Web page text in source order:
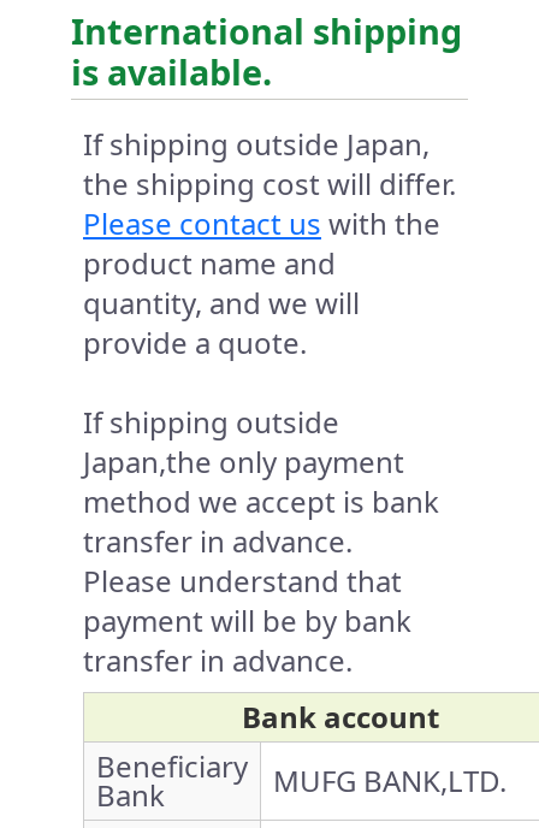
International shipping
is available.
If shipping outside Japan,
the shipping cost will differ.
Please contact us with the
product name and
quantity, and we will
provide a quote.
If shipping outside
Japan,the only payment
method we accept is bank
transfer in advance.
Please understand that
payment will be by bank
transfer in advance.
Bank account
Beneficiary
Bank
MUFG BANK,LTD.